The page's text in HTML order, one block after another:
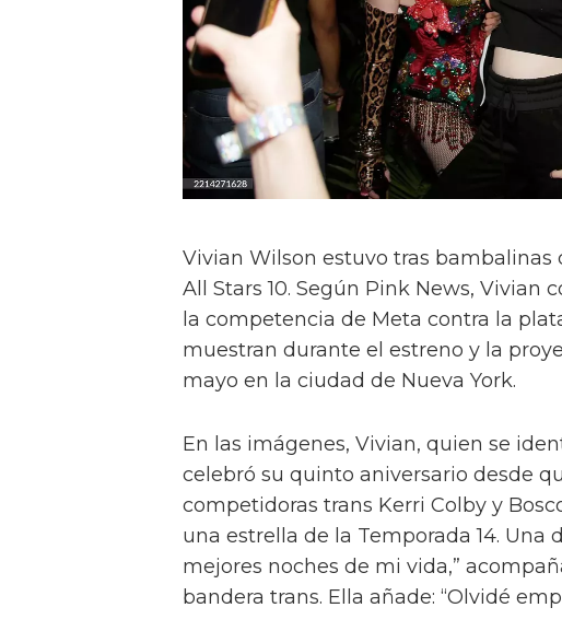
Vivian Wilson estuvo tras bambalinas
All Stars 10. Según Pink News, Vivian
la competencia de Meta contra la
muestran durante el estreno y la
mayo en la ciudad de Nueva York.
En las imágenes, Vivian, quien se
celebró su quinto aniversario desde
competidoras trans Kerri Colby y
una estrella de la Temporada 14. Una
mejores noches de mi vida,”
bandera trans. Ella añade: “Olvidé